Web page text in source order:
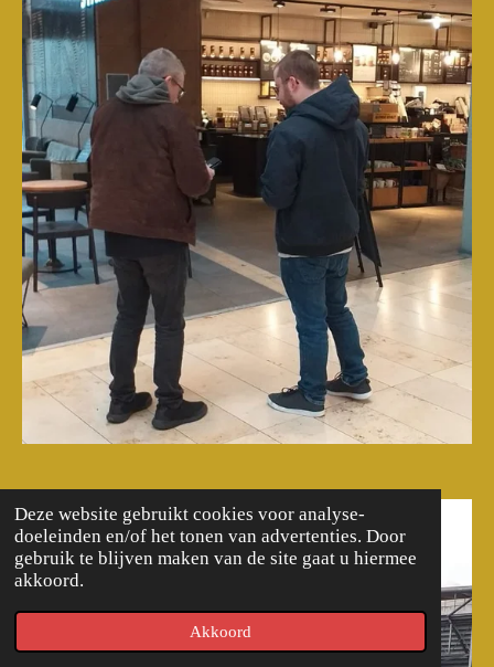
Deze website gebruikt cookies voor analyse-
doeleinden en/of het tonen van advertenties. Door
gebruik te blijven maken van de site gaat u hiermee
akkoord.
Akkoord